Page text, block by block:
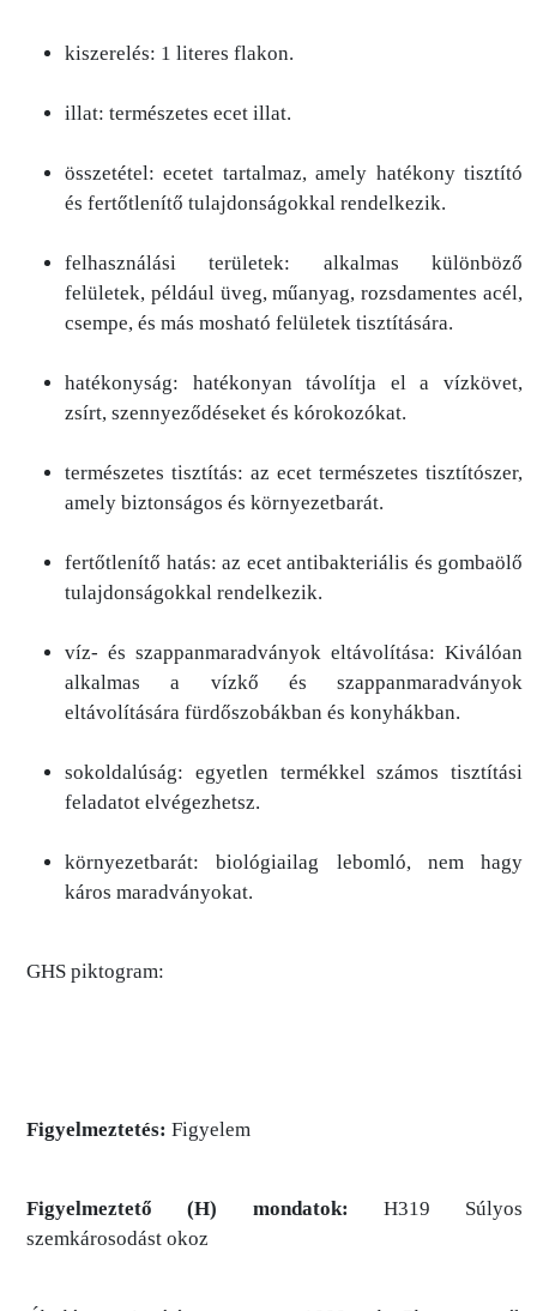
kiszerelés: 1 literes flakon.
illat: természetes ecet illat.
összetétel: ecetet tartalmaz, amely hatékony tisztító
és fertőtlenítő tulajdonságokkal rendelkezik.
felhasználási területek: alkalmas különböző
felületek, például üveg, műanyag, rozsdamentes acél,
csempe, és más mosható felületek tisztítására.
hatékonyság: hatékonyan távolítja el a vízkövet,
zsírt, szennyeződéseket és kórokozókat.
természetes tisztítás: az ecet természetes tisztítószer,
amely biztonságos és környezetbarát.
fertőtlenítő hatás: az ecet antibakteriális és gombaölő
tulajdonságokkal rendelkezik.
víz- és szappanmaradványok eltávolítása: Kiválóan
alkalmas a vízkő és szappanmaradványok
eltávolítására fürdőszobákban és konyhákban.
sokoldalúság: egyetlen termékkel számos tisztítási
feladatot elvégezhetsz.
környezetbarát: biológiailag lebomló, nem hagy
káros maradványokat.
GHS piktogram:
Figyelmeztetés: Figyelem
Figyelmeztető (H) mondatok: H319 Súlyos
szemkárosodást okoz